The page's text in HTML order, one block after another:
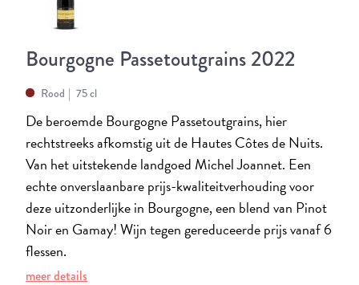
Bourgogne Passetoutgrains 2022
Rood 75 cl
De beroemde Bourgogne Passetoutgrains, hier
rechtstreeks afkomstig uit de Hautes Côtes de Nuits.
Van het uitstekende landgoed Michel Joannet. Een
echte onverslaanbare prijs-kwaliteitverhouding voor
deze uitzonderlijke in Bourgogne, een blend van Pinot
Noir en Gamay! Wijn tegen gereduceerde prijs vanaf 6
flessen.
meer details